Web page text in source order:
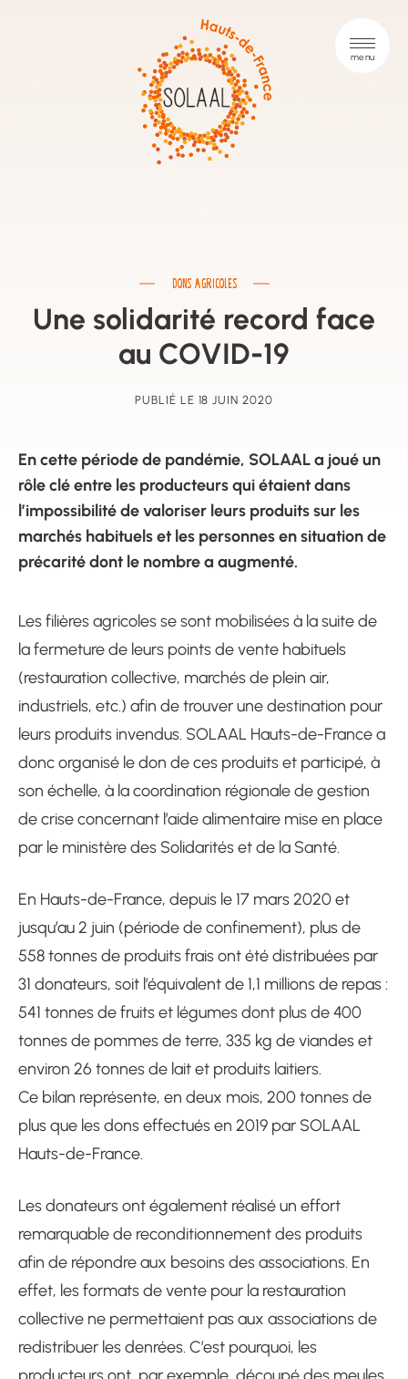
DONS AGRICOLES
Une solidarité record face
au COVID-19
PUBLIÉ LE 18 JUIN 2020
En cette période de pandémie, SOLAAL a joué un
rôle clé entre les producteurs qui étaient dans
l’impossibilité de valoriser leurs produits sur les
marchés habituels et les personnes en situation de
précarité dont le nombre a augmenté.
Les filières agricoles se sont mobilisées à la suite de
la fermeture de leurs points de vente habituels
(restauration collective, marchés de plein air,
industriels, etc.) afin de trouver une destination pour
leurs produits invendus. SOLAAL Hauts-de-France a
donc organisé le don de ces produits et participé, à
son échelle, à la coordination régionale de gestion
de crise concernant l’aide alimentaire mise en place
par le ministère des Solidarités et de la Santé.
En Hauts-de-France, depuis le 17 mars 2020 et
jusqu’au 2 juin (période de confinement), plus de
558 tonnes de produits frais ont été distribuées par
31 donateurs, soit l’équivalent de 1,1 millions de repas :
541 tonnes de fruits et légumes dont plus de 400
tonnes de pommes de terre, 335 kg de viandes et
environ 26 tonnes de lait et produits laitiers.
Ce bilan représente, en deux mois, 200 tonnes de
plus que les dons effectués en 2019 par SOLAAL
Hauts-de-France.
Les donateurs ont également réalisé un effort
remarquable de reconditionnement des produits
afin de répondre aux besoins des associations. En
effet, les formats de vente pour la restauration
collective ne permettaient pas aux associations de
redistribuer les denrées. C’est pourquoi, les